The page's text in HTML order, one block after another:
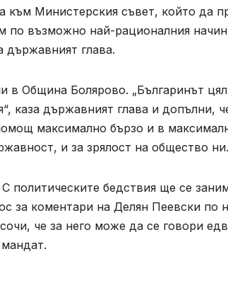
към Министерския съвет, който да
по възможно най-рационалния начин
държавният глава.
в Община Болярово. „Българинът
каза държавният глава и допълни,
максимално бързо и в
и за зрялост на общество ни.
политическите бедствия ще се
за коментари на Делян Пеевски по
че за него може да се говори